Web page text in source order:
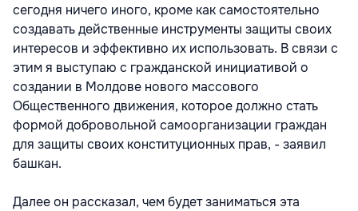
сегодня ничего иного, кроме как самостоятельно
создавать действенные инструменты защиты своих
интересов и эффективно их использовать. В связи с
этим я выступаю с гражданской инициативой о
создании в Молдове нового массового
Общественного движения, которое должно стать
формой добровольной самоорганизации граждан
для защиты своих конституционных прав, - заявил
башкан.
Далее он рассказал, чем будет заниматься эта